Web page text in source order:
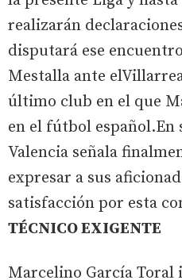
realizarán
disputará ese
Mestalla ante
último club en el que
en el fútbol español.En
Valencia señala
expresar a sus
satisfacción por esta
TÉCNICO EXIGENTE
Marcelino García Toral